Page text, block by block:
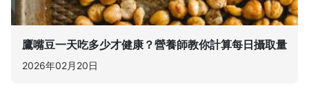
鷹嘴豆一天吃多少才健康？營養師教你計算每日攝取量
2026年02月20日